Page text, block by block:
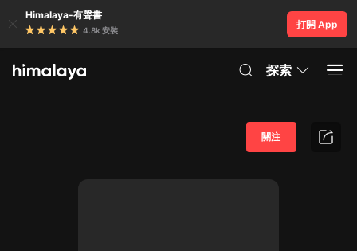
Himalaya-有聲書
4.8k 安裝
打開 App
探索
關注